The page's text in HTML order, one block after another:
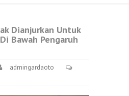
Dianjurkan Untuk
Bawah Pengaruh
admingardaoto